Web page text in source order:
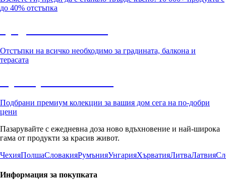
до 40% отстъпка
Отстъпки на всичко необходимо за градината, балкона и
терасата
Подбрани премиум колекции за вашия дом сега на по-добри
цени
Пазарувайте с ежедневна доза ново вдъхновение и най-широка
гама от продукти за красив живот.
ЧехияПолшаСловакияРумънияУнгарияХърватияЛитваЛатвия
Информация за покупката